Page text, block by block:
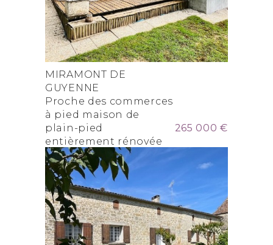
MIRAMONT DE
GUYENNE
Proche des commerces
à pied maison de
plain-pied
entièrement rénovée
avec panneaux
photovoltaïques , puits
et beau jardin
265 000 €